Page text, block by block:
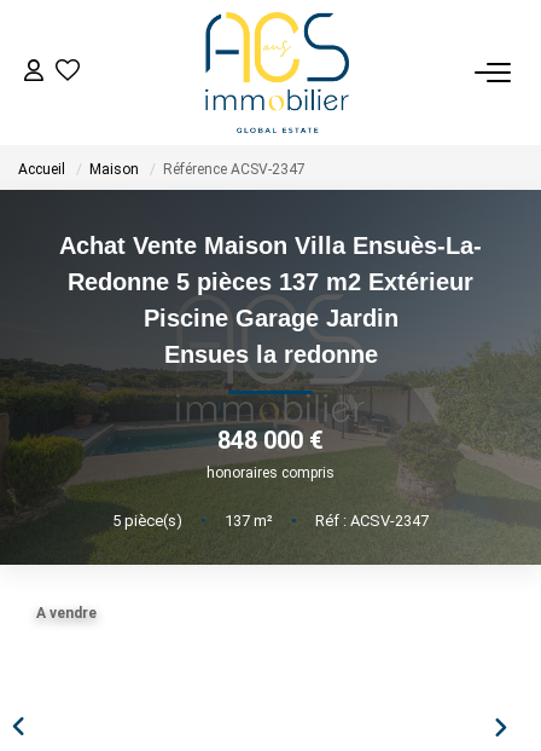
Tous Nos Biens En Vente
- Collection Réservée
Déposez Votre Recherche D'achat
VENDRE
Tous Nos Biens Vendus
Nos Avis Clients Certifiés - Opinion System
ESTIMER / EXPERTISER
Accueil Maison Référence ACSV-2347
Achat Vente Maison Villa Ensuès-La-
Redonne 5 pièces 137 m2 Extérieur
Piscine Garage Jardin
Ensues la redonne
848 000 €
honoraires compris
5 pièce(s) • 137 m² • Réf : ACSV-2347
A vendre